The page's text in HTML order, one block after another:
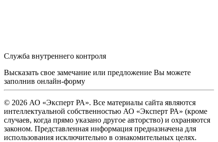
Служба внутреннего контроля
Высказать свое замечание или предложение Вы можете
заполнив онлайн-форму
© 2026 АО «Эксперт РА». Все материалы сайта являются
интеллектуальной собственностью АО «Эксперт РА» (кроме
случаев, когда прямо указано другое авторство) и охраняются
законом. Представленная информация предназначена для
использования исключительно в ознакомительных целях.